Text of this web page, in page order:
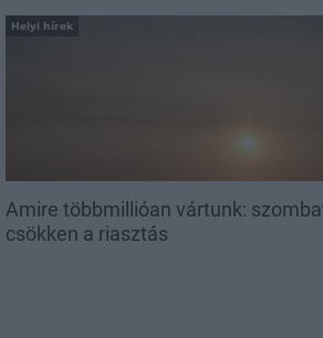
Helyi hírek
Amire többmillióan vártunk:
csökken a riasztás